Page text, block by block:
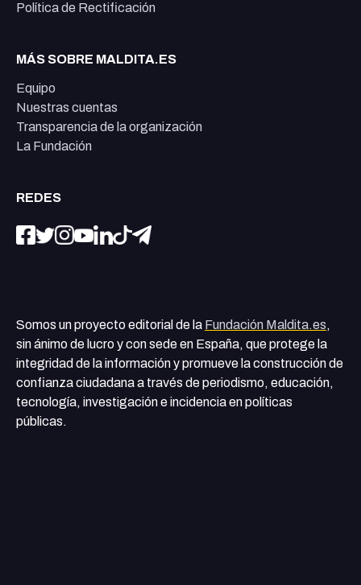
Política de Rectificación
MÁS SOBRE MALDITA.ES
Equipo
Nuestras cuentas
Transparencia de la organización
La Fundación
REDES
Somos un proyecto editorial de la Fundación Maldita.es,
sin ánimo de lucro y con sede en España, que protege la
integridad de la información y promueve la construcción de
confianza ciudadana a través de periodismo, educación,
tecnología, investigación e incidencia en políticas
públicas.